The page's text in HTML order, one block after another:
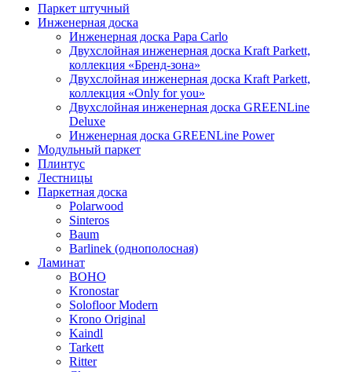
Паркет штучный
Инженерная доска
Инженерная доска Papa Carlo
Двухслойная инженерная доска Kraft Parkett,
коллекция «Бренд-зона»
Двухслойная инженерная доска Kraft Parkett,
коллекция «Only for you»
Двухслойная инженерная доска GREENLine
Deluxe
Инженерная доска GREENLine Power
Модульный паркет
Плинтус
Лестницы
Паркетная доска
Polarwood
Sinteros
Baum
Barlinek (однополосная)
Ламинат
BOHO
Kronostar
Solofloor Modern
Krono Original
Kaindl
Tarkett
Ritter